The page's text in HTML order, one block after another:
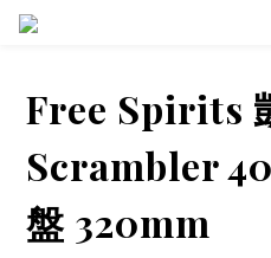
Free Spirits
Scrambler
盤 320mm